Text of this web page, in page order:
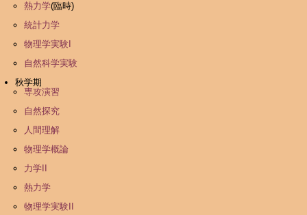
熱力学(臨時)
統計力学
物理学実験I
自然科学実験
秋学期
専攻演習
自然探究
人間理解
物理学概論
力学II
熱力学
物理学実験II